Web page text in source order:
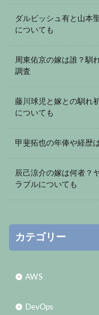
ダルビッシュ有と山本
についても
周東佑京の嫁は誰？馴
調査
藤川球児と嫁との馴れ
についても
甲斐拓也の年俸や経歴
辰己涼介の嫁は何者？
ラブルについても
カテゴリー
AWS
DevOps